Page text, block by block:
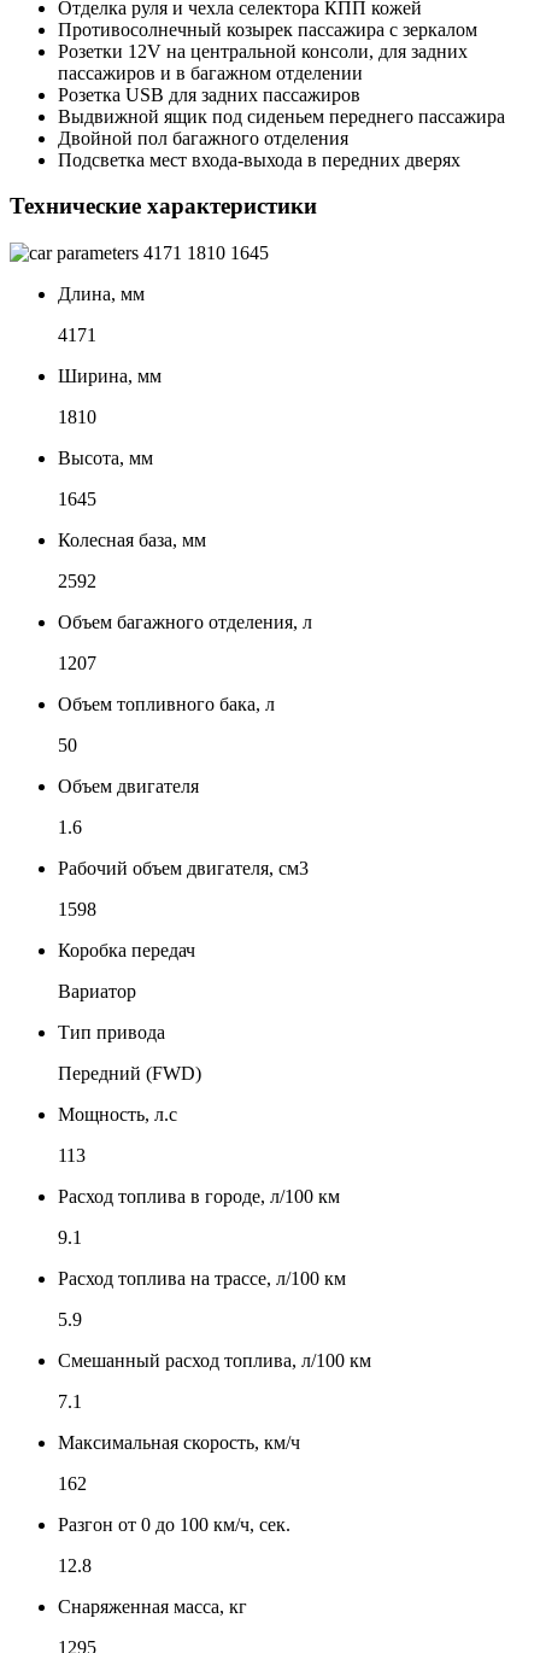
Отделка руля и чехла селектора КПП кожей
Противосолнечный козырек пассажира с зеркалом
Розетки 12V на центральной консоли, для задних
пассажиров и в багажном отделении
Розетка USB для задних пассажиров
Выдвижной ящик под сиденьем переднего пассажира
Двойной пол багажного отделения
Подсветка мест входа-выхода в передних дверях
Технические характеристики
4171 1810 1645
Длина, мм
4171
Ширина, мм
1810
Высота, мм
1645
Колесная база, мм
2592
Объем багажного отделения, л
1207
Объем топливного бака, л
50
Объем двигателя
1.6
Рабочий объем двигателя, см3
1598
Коробка передач
Вариатор
Тип привода
Передний (FWD)
Мощность, л.с
113
Расход топлива в городе, л/100 км
9.1
Расход топлива на трассе, л/100 км
5.9
Смешанный расход топлива, л/100 км
7.1
Максимальная скорость, км/ч
162
Разгон от 0 до 100 км/ч, сек.
12.8
Снаряженная масса, кг
1295